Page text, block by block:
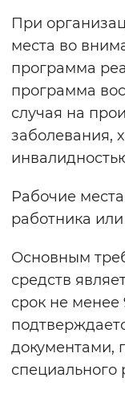
При
места во
программа
программа
случая на
заболевания,
Рабочие
работника
Основным
средств
срок не
документами,
специального